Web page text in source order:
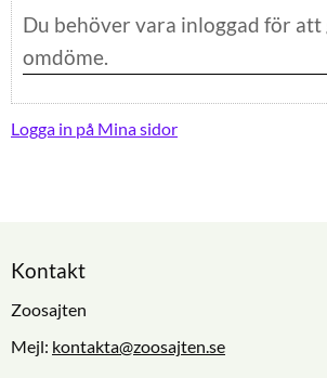
Logga in på Mina sidor
Kontakt
Zoosajten
Mejl: kontakta@zoosajten.se